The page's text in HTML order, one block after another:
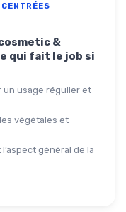
&
qui fait le job si
un usage régulier et
végétales et
général de la